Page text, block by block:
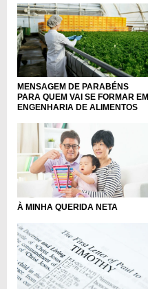
MENSAGEM DE PARABÉNS
PARA QUEM VAI SE FORMAR EM
ENGENHARIA DE ALIMENTOS
À MINHA QUERIDA NETA